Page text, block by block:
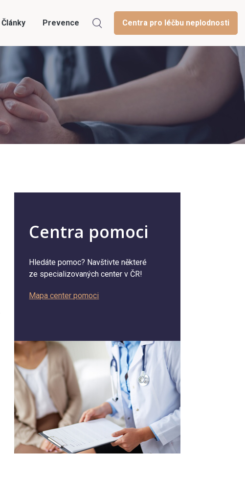
Články Prevence Centra pro léčbu neplodnosti
Centra pomoci
Hledáte pomoc? Navštivte některé
ze specializovaných center v ČR!
Mapa center pomoci